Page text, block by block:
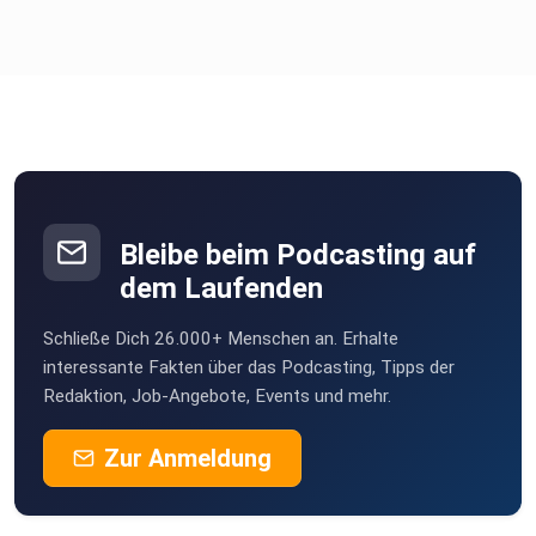
Bleibe beim Podcasting auf
dem Laufenden
Schließe Dich 26.000+ Menschen an. Erhalte
interessante Fakten über das Podcasting, Tipps der
Redaktion, Job-Angebote, Events und mehr.
Zur Anmeldung